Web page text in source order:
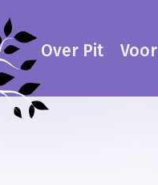
Over Pit